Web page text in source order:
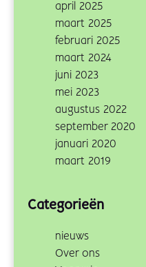
april 2025
maart 2025
februari 2025
maart 2024
juni 2023
mei 2023
augustus 2022
september 2020
januari 2020
maart 2019
Categorieën
nieuws
Over ons